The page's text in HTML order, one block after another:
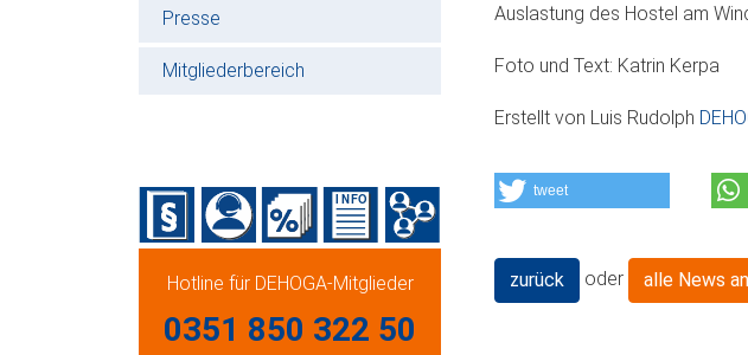
Presse
Mitgliederbereich
Hotline für DEHOGA-Mitglieder
0351 850 322 50
Auslastung des Hostel am
Foto und Text: Katrin Kerpa
Erstellt von Luis Rudolph
tweet
zurück oder alle News